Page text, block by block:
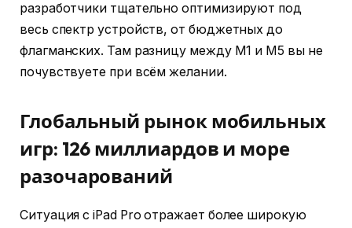
разработчики тщательно оптимизируют под
весь спектр устройств, от бюджетных до
флагманских. Там разницу между M1 и M5 вы не
почувствуете при всём желании.
Глобальный рынок мобильных
игр: 126 миллиардов и море
разочарований
Ситуация с iPad Pro отражает более широкую